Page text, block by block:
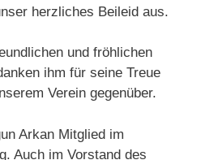
herzliches Beileid aus.
und fröhlichen
ihm für seine Treue
Verein gegenüber.
Arkan Mitglied im
Auch im Vorstand des